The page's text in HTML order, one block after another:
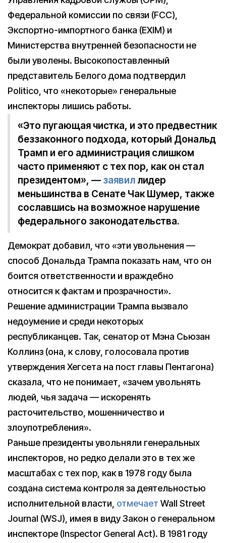
Федеральной комиссии по связи (FCC),
Экспортно-импортного банка (EXIM) и
Министерства внутренней безопасности не
были уволены. Высокопоставленный
представитель Белого дома подтвердил
Politico, что «некоторые» генеральные
инспекторы лишись работы.
«Это пугающая чистка, и это предвестник
беззаконного подхода, который Дональд
Трамп и его администрация слишком
часто применяют с тех пор, как он стал
президентом», — заявил лидер
меньшинства в Сенате Чак Шумер, также
сославшись на возможное нарушение
федерального законодательства.
Демократ добавил, что «эти увольнения —
способ Дональда Трампа показать нам, что он
боится ответственности и враждебно
относится к фактам и прозрачности».
Решение администрации Трампа вызвало
недоумение и среди некоторых
республиканцев. Так, сенатор от Мэна Сьюзан
Коллинз (она, к слову, голосовала против
утверждения Хегсета на пост главы Пентагона)
сказала, что не понимает, «зачем увольнять
людей, чья задача — искоренять
расточительство, мошенничество и
злоупотребления».
Раньше президенты увольняли генеральных
инспекторов, но редко делали это в тех же
масштабах с тех пор, как в 1978 году была
создана система контроля за деятельностью
исполнительной власти, отмечает Wall Street
Journal (WSJ), имея в виду Закон о генеральном
инспекторе (Inspector General Act). В 1981 году